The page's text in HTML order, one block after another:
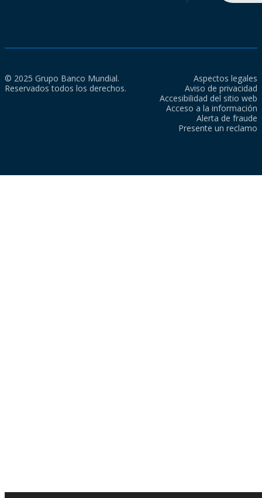
© 2025 Grupo Banco Mundial.
Reservados todos los derechos.
Aspectos legales
Aviso de privacidad
Accesibilidad del sitio web
Acceso a la información
Alerta de fraude
Presente un reclamo